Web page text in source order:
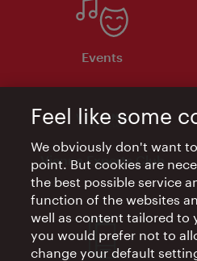
Events
Vienna Experts Club
Feel like some
We obviously don't want
point. But cookies are
the best possible service
function of the websites
well as content tailored to
you would prefer not to
change your default